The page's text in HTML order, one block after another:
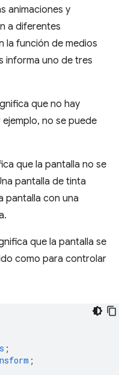
animaciones y
a diferentes
la función de medios
informa uno de tres
que no hay
no se puede
que la pantalla no se
pantalla de tinta
pantalla con una
que la pantalla se
como para controlar
s ;
;